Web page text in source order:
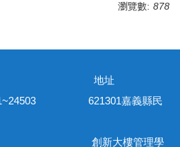
瀏覽數: 878
地址
621301嘉義縣民
創新大樓管理學